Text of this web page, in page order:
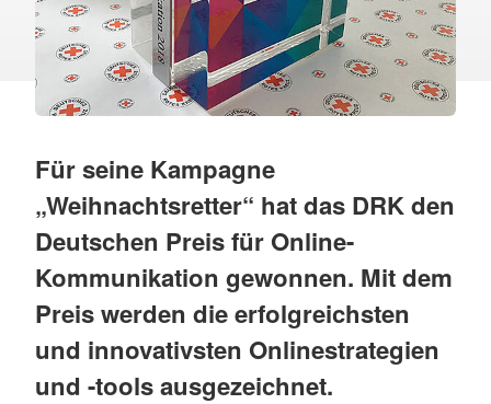
Für seine Kampagne
„Weihnachtsretter“ hat das DRK den
Deutschen Preis für Online-
Kommunikation gewonnen. Mit dem
Preis werden die erfolgreichsten
und innovativsten Onlinestrategien
und -tools ausgezeichnet.